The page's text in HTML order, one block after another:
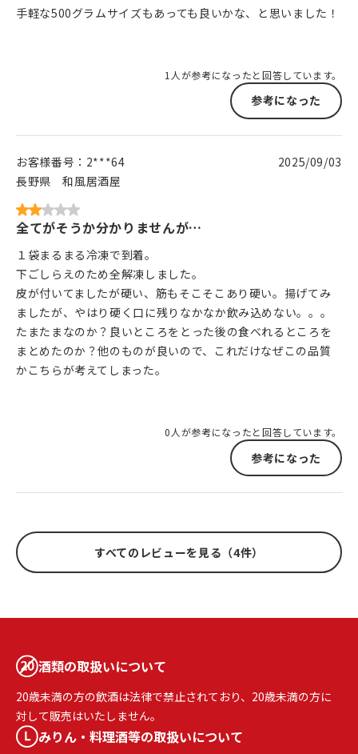
手軽な500グラムサイズもあっても良いかな、と思いました！
1人が参考になったと回答しています。
参考になった
お客様番号： 2***64
長野県
和風居酒屋
2025/09/03
全てがそうか分かりませんが…
１袋まるまる冷凍で到着。
下ごしらえのため全解凍しました。
皮が付いてましたが硬い、筋もそこそこあり硬い。揚げてみ
ましたが、やはり硬く口に残りなかなか飲み込めない。。。
たまたまなのか？良いところをとった後の食べれるところを
まとめたのか？他のものが良いので、これだけなぜこの品質
かこちらが考えてしまった。
0人が参考になったと回答しています。
参考になった
すべてのレビューを見る（4件）
酒類の取扱いについて
20歳未満の方の飲酒は法律で禁止されており、20歳未満の方に
対して販売はいたしません。
みりん・料理酒等の取扱いについて